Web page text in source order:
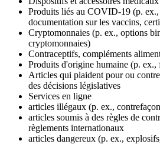
Produits liés au COVID-19 (p. ex.,
documentation sur les vaccins,
Cryptomonnaies (p. ex., options
cryptomonnaies)
Contraceptifs, compléments
Produits d'origine humaine (p. ex.,
Articles qui plaident pour ou
des décisions législatives
Services en ligne
articles illégaux (p. ex.,
articles soumis à des règles de
règlements internationaux
articles dangereux (p. ex.,